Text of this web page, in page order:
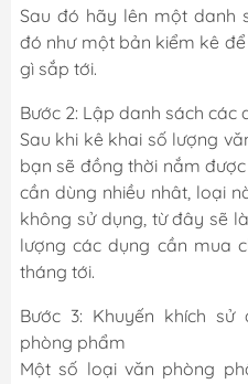
Sau đó hãy lên một danh
đó như một bản kiểm kê
gì sắp tới.
Bước 2: Lập danh sách các
Sau khi kê khai số lượng
bạn sẽ đồng thời nắm
cần dùng nhiều nhât, loại
không sử dụng, từ đây sẽ
lượng các dụng cần mua
tháng tới.
Bước 3: Khuyến khích
phòng phẩm
Một số loại văn phòng